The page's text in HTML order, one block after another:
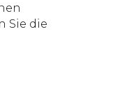
Sie die